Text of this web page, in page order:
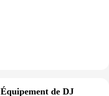
Équipement de DJ